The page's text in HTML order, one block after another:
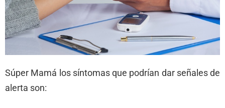
Súper Mamá los síntomas que podrían dar señales de
alerta son: